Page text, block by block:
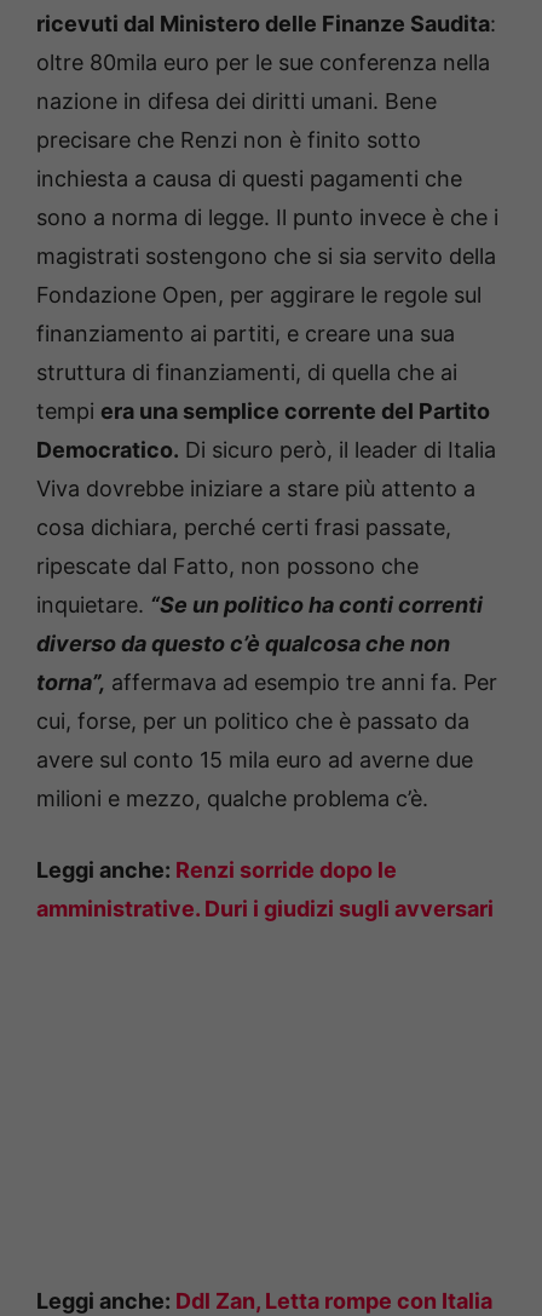
ricevuti dal Ministero delle Finanze Saudita:
oltre 80mila euro per le sue conferenza nella
nazione in difesa dei diritti umani. Bene
precisare che Renzi non è finito sotto
inchiesta a causa di questi pagamenti che
sono a norma di legge. Il punto invece è che i
magistrati sostengono che si sia servito della
Fondazione Open, per aggirare le regole sul
finanziamento ai partiti, e creare una sua
struttura di finanziamenti, di quella che ai
tempi era una semplice corrente del Partito
Democratico. Di sicuro però, il leader di Italia
Viva dovrebbe iniziare a stare più attento a
cosa dichiara, perché certi frasi passate,
ripescate dal Fatto, non possono che
inquietare. “Se un politico ha conti correnti
diverso da questo c’è qualcosa che non
torna”, affermava ad esempio tre anni fa. Per
cui, forse, per un politico che è passato da
avere sul conto 15 mila euro ad averne due
milioni e mezzo, qualche problema c’è.
Leggi anche: Renzi sorride dopo le
amministrative. Duri i giudizi sugli avversari
Leggi anche: Ddl Zan, Letta rompe con Italia